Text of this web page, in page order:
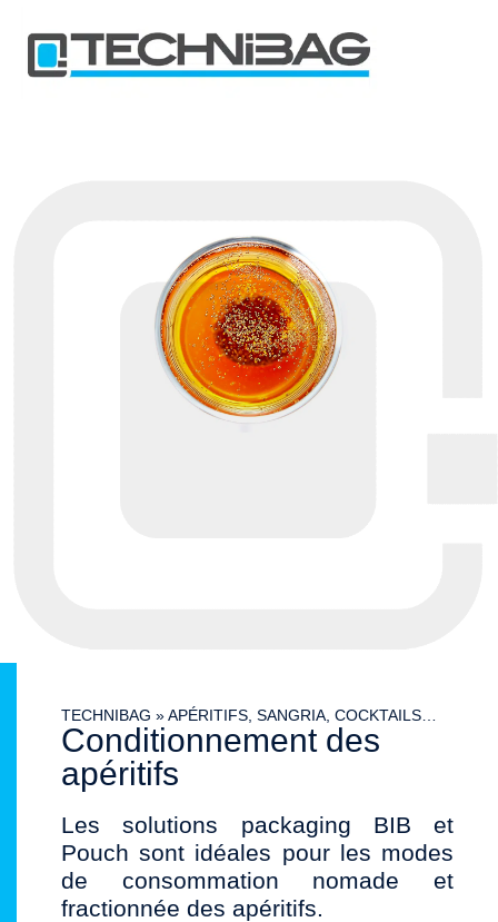
TECHNIBAG » APÉRITIFS, SANGRIA, COCKTAILS…
Conditionnement des
apéritifs
Les solutions packaging BIB et
Pouch sont idéales pour les modes
de consommation nomade et
fractionnée des apéritifs.